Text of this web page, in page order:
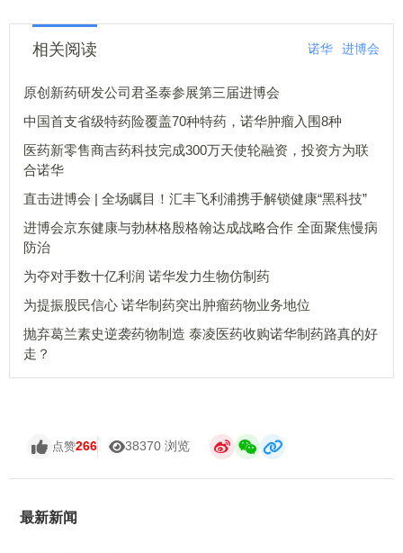
相关阅读 诺华 进博会
原创新药研发公司君圣泰参展第三届进博会
中国首支省级特药险覆盖70种特药，诺华肿瘤入围8种
医药新零售商吉药科技完成300万天使轮融资，投资方为联
合诺华
直击进博会 | 全场瞩目！汇丰飞利浦携手解锁健康“黑科技”
进博会京东健康与勃林格殷格翰达成战略合作 全面聚焦慢病
防治
为夺对手数十亿利润 诺华发力生物仿制药
为提振股民信心 诺华制药突出肿瘤药物业务地位
抛弃葛兰素史逆袭药物制造 泰凌医药收购诺华制药路真的好
走？
点赞266 38370 浏览
最新新闻